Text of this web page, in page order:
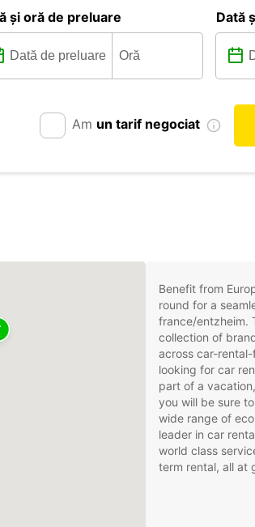
și oră de preluare Dată
Am un tarif negociat
Benefit from
round for a
france/entzheim.
collection of
across car-
looking for car
part of a
you will be sure
wide range of
leader in car
world class
term rental, all at